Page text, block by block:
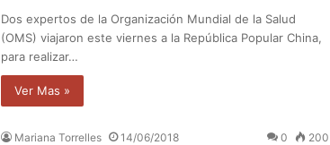
Dos expertos de la Organización Mundial de la Salud
(OMS) viajaron este viernes a la República Popular China,
para realizar…
Ver Mas »
Mariana Torrelles 14/06/2018 0 200